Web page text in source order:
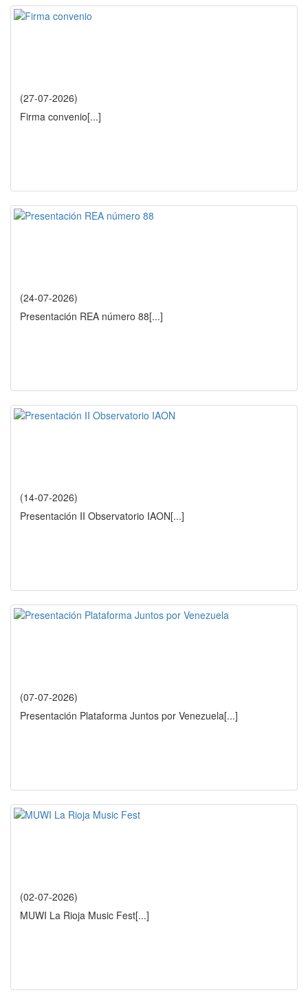
(27-07-2026)
Firma convenio[...]
(24-07-2026)
Presentación REA número 88[...]
(14-07-2026)
Presentación II Observatorio IAON[...]
(07-07-2026)
Presentación Plataforma Juntos por Venezuela[...]
(02-07-2026)
MUWI La Rioja Music Fest[...]